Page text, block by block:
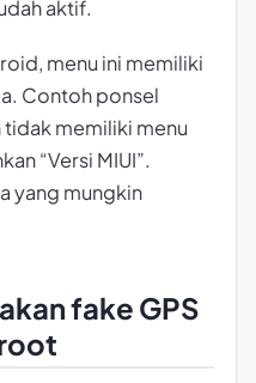
aktif.
menu ini memiliki
Contoh ponsel
tidak memiliki menu
“Versi MIUI”.
yang mungkin
fake GPS